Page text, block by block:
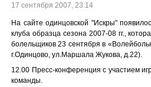
17 сентября 2007, 23:14
На сайте одинцовской "Искры"
клуба образца сезона 2007-08 гг.,
болельщиков 23 сентября в
г.Одинцово, ул.Маршала Жукова, д.22).
12.00 Пресс-конференция с участием
команды.